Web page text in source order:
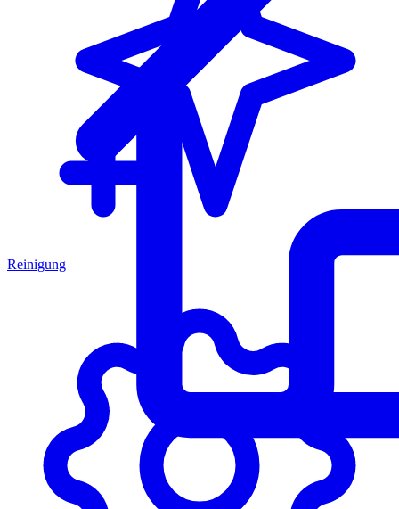
Reinigung